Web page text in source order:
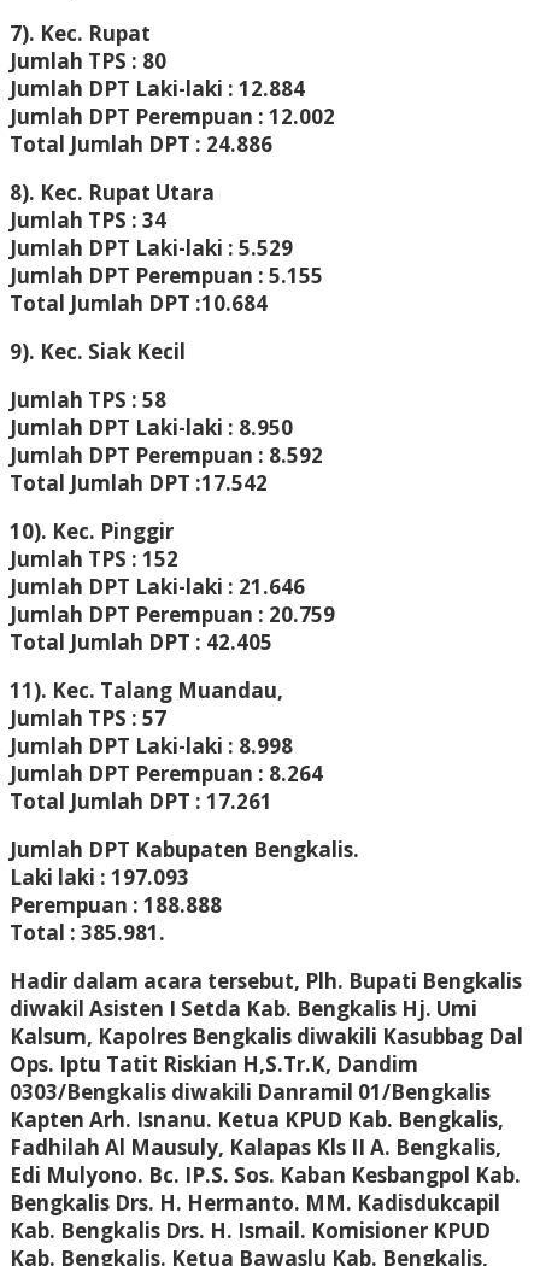
7). Kec. Rupat
Jumlah TPS : 80
Jumlah DPT Laki-laki : 12.884
Jumlah DPT Perempuan : 12.002
Total Jumlah DPT : 24.886
8). Kec. Rupat Utara
Jumlah TPS : 34
Jumlah DPT Laki-laki : 5.529
Jumlah DPT Perempuan : 5.155
Total Jumlah DPT :10.684
9). Kec. Siak Kecil
Jumlah TPS : 58
Jumlah DPT Laki-laki : 8.950
Jumlah DPT Perempuan : 8.592
Total Jumlah DPT :17.542
10). Kec. Pinggir
Jumlah TPS : 152
Jumlah DPT Laki-laki : 21.646
Jumlah DPT Perempuan : 20.759
Total Jumlah DPT : 42.405
11). Kec. Talang Muandau,
Jumlah TPS : 57
Jumlah DPT Laki-laki : 8.998
Jumlah DPT Perempuan : 8.264
Total Jumlah DPT : 17.261
Jumlah DPT Kabupaten Bengkalis.
Laki laki : 197.093
Perempuan : 188.888
Total : 385.981.
Hadir dalam acara tersebut, Plh. Bupati Bengkalis
diwakil Asisten I Setda Kab. Bengkalis Hj. Umi
Kalsum, Kapolres Bengkalis diwakili Kasubbag Dal
Ops. Iptu Tatit Riskian H,S.Tr.K, Dandim
0303/Bengkalis diwakili Danramil 01/Bengkalis
Kapten Arh. Isnanu. Ketua KPUD Kab. Bengkalis,
Fadhilah Al Mausuly, Kalapas Kls II A. Bengkalis,
Edi Mulyono. Bc. IP.S. Sos. Kaban Kesbangpol Kab.
Bengkalis Drs. H. Hermanto. MM. Kadisdukcapil
Kab. Bengkalis Drs. H. Ismail. Komisioner KPUD
Kab. Bengkalis. Ketua Bawaslu Kab. Bengkalis,